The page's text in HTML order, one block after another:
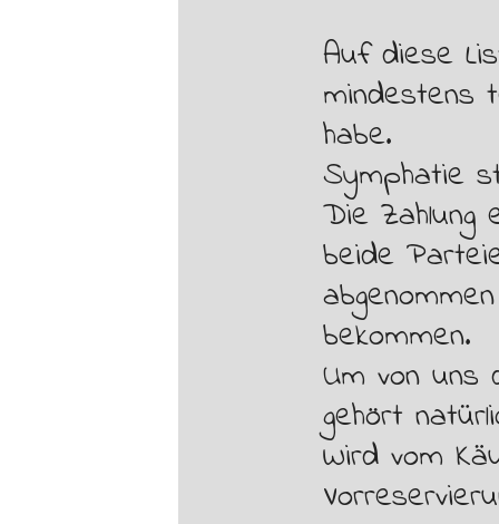
Auf diese
mindestens
habe.
Symphatie
Die Zahlung
beide
bekommen.
Um von uns
gehört
Wird vom